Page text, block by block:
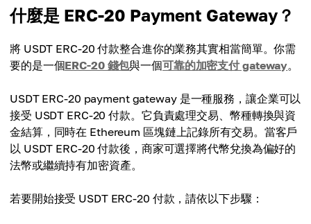
什麼是 ERC-20 Payment Gateway？
將 USDT ERC-20 付款整合進你的業務其實相當簡單。你需
要的是一個ERC-20 錢包與一個可靠的加密支付 gateway。
USDT ERC-20 payment gateway 是一種服務，讓企業可以
接受 USDT ERC-20 付款。它負責處理交易、幣種轉換與資
金結算，同時在 Ethereum 區塊鏈上記錄所有交易。當客戶
以 USDT ERC-20 付款後，商家可選擇將代幣兌換為偏好的
法幣或繼續持有加密資產。
若要開始接受 USDT ERC-20 付款，請依以下步驟：